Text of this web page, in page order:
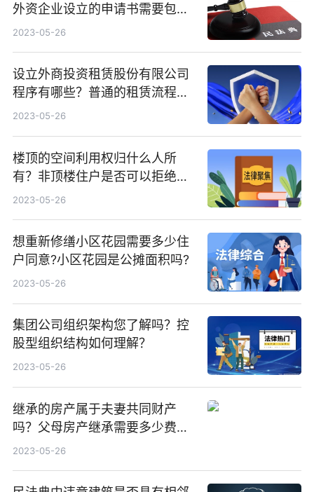
外资企业设立的申请书需要包括
哪些内容？
2023-05-26
设立外商投资租赁股份有限公司
程序有哪些？普通的租赁流程有
哪些？
2023-05-26
楼顶的空间利用权归什么人所
有？非顶楼住户是否可以拒绝楼
顶漏水维修费用？
2023-05-26
想重新修缮小区花园需要多少住
户同意?小区花园是公摊面积吗?
2023-05-26
集团公司组织架构您了解吗？控
股型组织结构如何理解？
2023-05-26
继承的房产属于夫妻共同财产
吗？父母房产继承需要多少费
用？
2023-05-26